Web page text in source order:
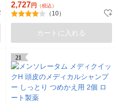
えセット
2,727円 （税込）
（10）
カートに入れる
21